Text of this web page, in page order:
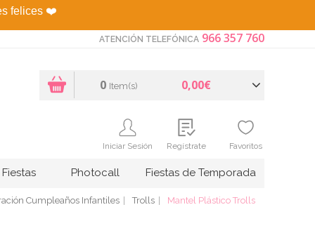
felices ❤️
ATENCIÓN TELEFÓNICA 966 357 760
0 Item(s) 0,00€
Iniciar Sesión Regístrate Favoritos
Photocall Fiestas de Temporada
Cumpleaños Infantiles Trolls Mantel Plástico Trolls